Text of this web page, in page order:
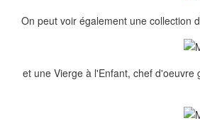
On peut voir également une collection
et une Vierge à l'Enfant, chef